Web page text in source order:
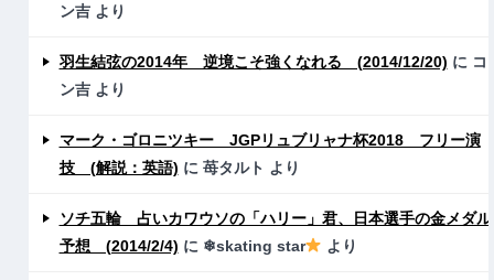
ン吉より
羽生結弦の2014年 逆境こそ強くなれる (2014/12/20) に コ
ン吉より
マーク・ゴロニツキー JGPリュブリャナ杯2018 フリー演
技 (解説：英語) に 苺タルト より
ソチ五輪 占いカワウソの「ハリー」君、日本選手の金メダル
予想 (2014/2/4) に ❄skating star より